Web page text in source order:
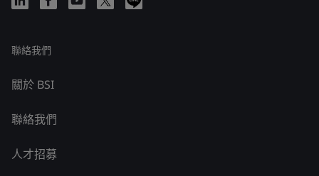
聯絡我們
關於 BSI
聯絡我們
人才招募